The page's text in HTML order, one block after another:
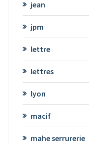
jean
jpm
lettre
lettres
lyon
macif
mahe serrurerie